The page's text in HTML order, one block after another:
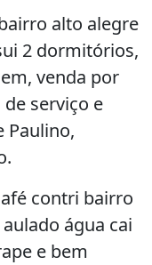
alto alegre
2 dormitórios,
venda por
de serviço e
Paulino,
contri bairro
água cai
e bem